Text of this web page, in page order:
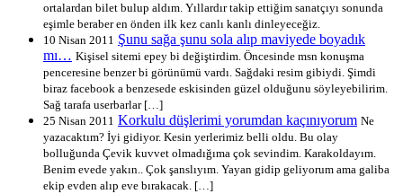
ortalardan bilet bulup aldım. Yıllardır takip ettiğim sanatçıyı sonunda
eşimle beraber en önden ilk kez canlı kanlı dinleyeceğiz.
10 Nisan 2011 Şunu sağa şunu sola alıp maviyede boyadık
mı… Kişisel sitemi epey bi değiştirdim. Öncesinde msn konuşma
penceresine benzer bi görünümü vardı. Sağdaki resim gibiydi. Şimdi
biraz facebook a benzesede eskisinden güzel olduğunu söyleyebilirim.
Sağ tarafa userbarlar […]
25 Nisan 2011 Korkulu düşlerimi yorumdan kaçınıyorum Ne
yazacaktım? İyi gidiyor. Kesin yerlerimiz belli oldu. Bu olay
bolluğunda Çevik kuvvet olmadığıma çok sevindim. Karakoldayım.
Benim evede yakın.. Çok şanslıyım. Yayan gidip geliyorum ama galiba
ekip evden alıp eve bırakacak. […]